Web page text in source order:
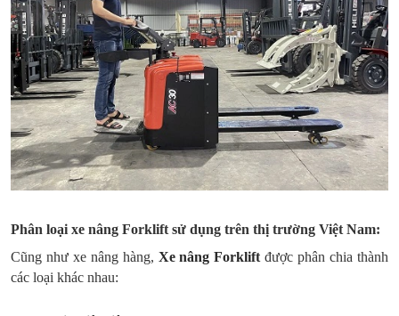
Phân loại xe nâng Forklift sử dụng trên thị trường Việt Nam:
Cũng như xe nâng hàng, Xe nâng Forklift được phân chia thành
các loại khác nhau: